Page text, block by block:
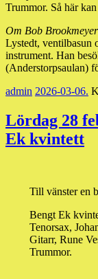
Trummor. Så här
Om Bob
Lystedt, ventilbasun
instrument. Han
(Anderstorpsaulan)
admin 2026-03-06.
Lördag 28
Ek kvintett
Till vänster en
Bengt Ek
Tenorsax,
Gitarr, Rune
Trummor.